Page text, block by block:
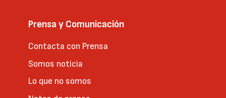
Prensa y Comunicación
Contacta con Prensa
Somos noticia
Lo que no somos